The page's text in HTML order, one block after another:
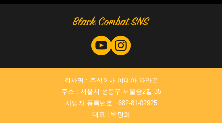
회사명 : 주식회사 이데아 파라곤
주소 : 서울시 성동구 서울숲2길 35
사업자 등록번호 : 682-81-02925
대표 : 박평화